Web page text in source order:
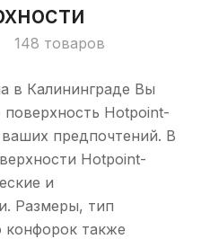
148 товаров
в Калининграде Вы
Hotpoint-
предпочтений. В
Hotpoint-
и
Размеры, тип
конфорок также